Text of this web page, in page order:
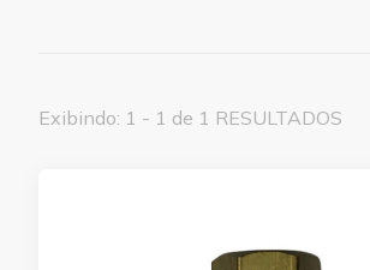
Exibindo: 1 - 1 de 1 RESULTADOS